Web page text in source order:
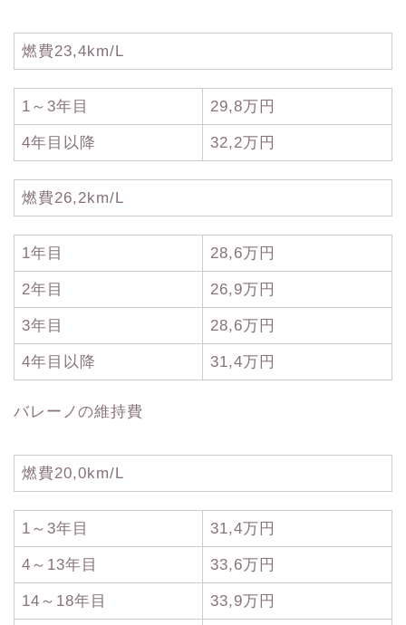
燃費23,4km/L
1～3年目 29,8万円
4年目以降 32,2万円
燃費26,2km/L
1年目 28,6万円
2年目 26,9万円
3年目 28,6万円
4年目以降 31,4万円
バレーノの維持費
燃費20,0km/L
1～3年目 31,4万円
4～13年目 33,6万円
14～18年目 33,9万円